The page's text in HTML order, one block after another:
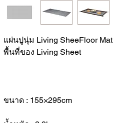
แผ่นปูนุ่ม Living SheeFloor
พื้นที่ของ Living Sheet
ขนาด : 155×295cm